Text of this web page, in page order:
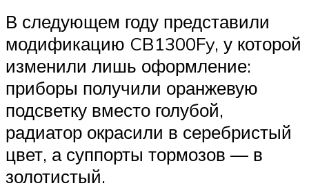
В следующем году представили
модификацию CB1300Fy, у которой
изменили лишь оформление:
приборы получили оранжевую
подсветку вместо голубой,
радиатор окрасили в серебристый
цвет, а суппорты тормозов — в
золотистый.